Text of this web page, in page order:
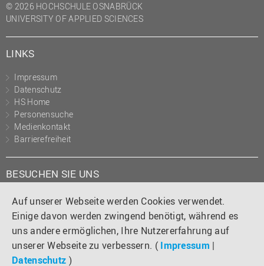
Auf unserer Webseite werden Cookies verwendet.
Einige davon werden zwingend benötigt, während es
uns andere ermöglichen, Ihre Nutzererfahrung auf
unserer Webseite zu verbessern. ( Impressum |
Datenschutz )
© 2026 HOCHSCHULE OSNABRÜCK
UNIVERSITY OF APPLIED SCIENCES
LINKS
Impressum
Datenschutz
HS Home
Personensuche
Medienkontakt
Barrierefreiheit
BESUCHEN SIE UNS
Instagram
TiktokLinkedIn
YouTube
Facebook